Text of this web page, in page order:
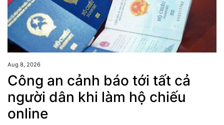
Aug 8, 2026
Công an cảnh báo tới tất cả
người dân khi làm hộ chiếu
online